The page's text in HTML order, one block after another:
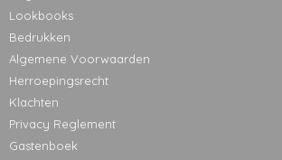
Lookbooks
Bedrukken
Algemene Voorwaarden
Herroepingsrecht
Klachten
Privacy Reglement
Gastenboek